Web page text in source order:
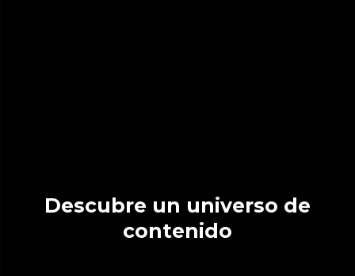
Descubre un universo de
contenido